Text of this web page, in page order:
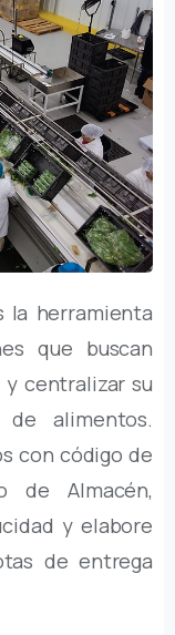
la herramienta
que buscan
centralizar su
de alimentos.
con código de
de Almacén,
y elabore
de entrega